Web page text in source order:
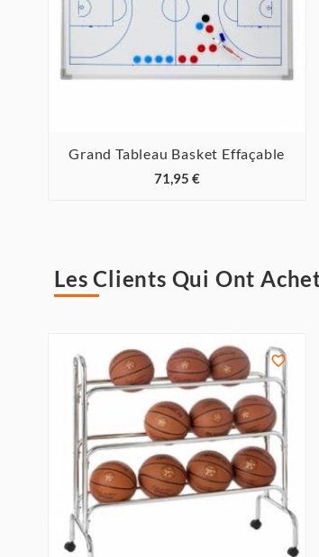
Grand Tableau Basket Effaçable
71,95 €
Les Clients Qui Ont
